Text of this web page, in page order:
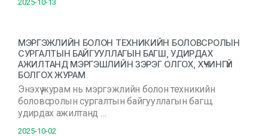
2025-10-13
МЭРГЭЖЛИЙН БОЛОН ТЕХНИКИЙН БОЛОВСРОЛЫН
СУРГАЛТЫН БАЙГУУЛЛАГЫН БАГШ, УДИРДАХ
АЖИЛТАНД МЭРГЭШЛИЙН ЗЭРЭГ ОЛГОХ, ХҮЧИНГҮЙ
БОЛГОХ ЖУРАМ
Энэхүү журам нь мэргэжлийн болон техникийн
боловсролын сургалтын байгууллагын багш,
удирдах ажилтанд …
2025-10-02